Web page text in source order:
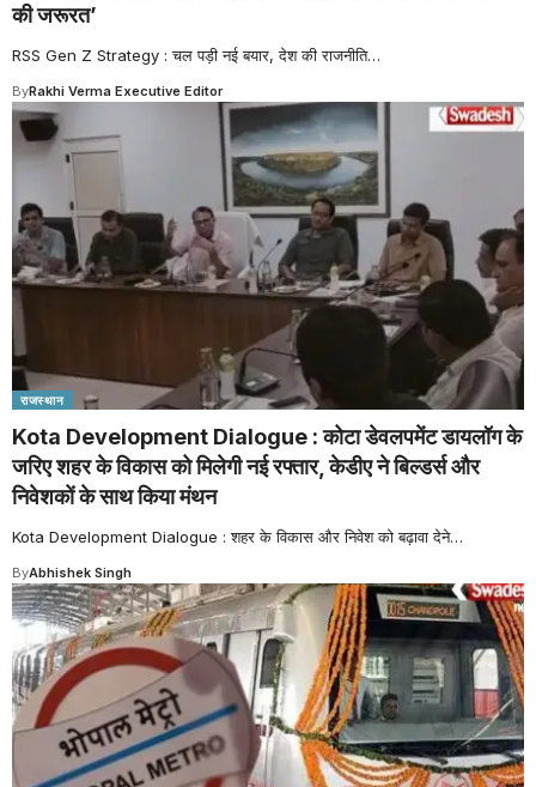
की जरूरत’
RSS Gen Z Strategy : चल पड़ी नई बयार, देश की राजनीति…
ByRakhi Verma Executive Editor
राजस्थान
Kota Development Dialogue : कोटा डेवलपमेंट डायलॉग के
जरिए शहर के विकास को मिलेगी नई रफ्तार, केडीए ने बिल्डर्स और
निवेशकों के साथ किया मंथन
Kota Development Dialogue : शहर के विकास और निवेश को बढ़ावा देने…
ByAbhishek Singh